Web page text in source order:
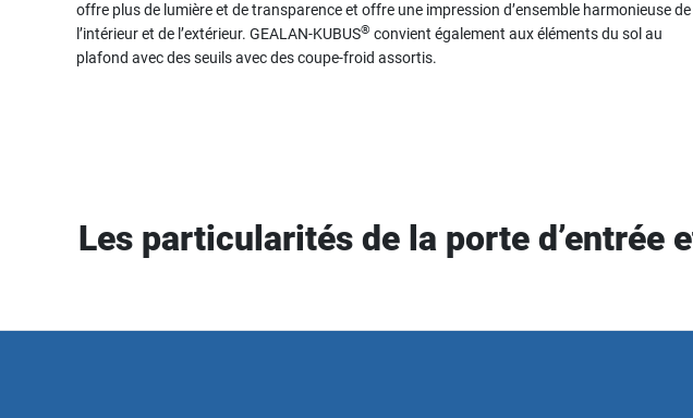
offre plus de lumière et de transparence et offre une impression d’ensemble harmonieuse de
l’intérieur et de l’extérieur. GEALAN-KUBUS® convient également aux éléments du sol au
plafond avec des seuils avec des coupe-froid assortis.
Les particularités de la porte d’entrée